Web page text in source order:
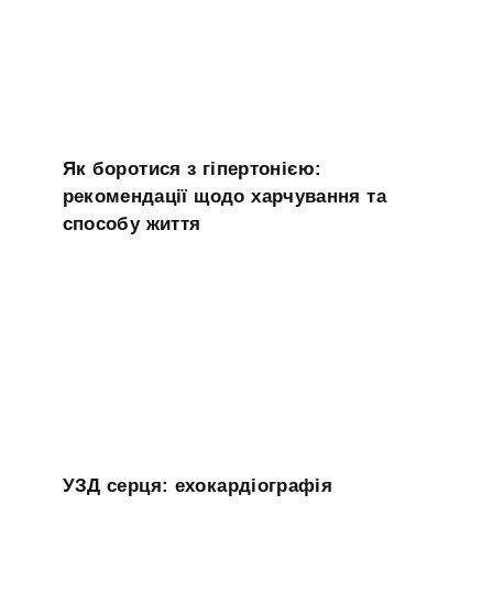
Як боротися з гіпертонією:
рекомендації щодо харчування та
способу життя
УЗД серця: ехокардіографія